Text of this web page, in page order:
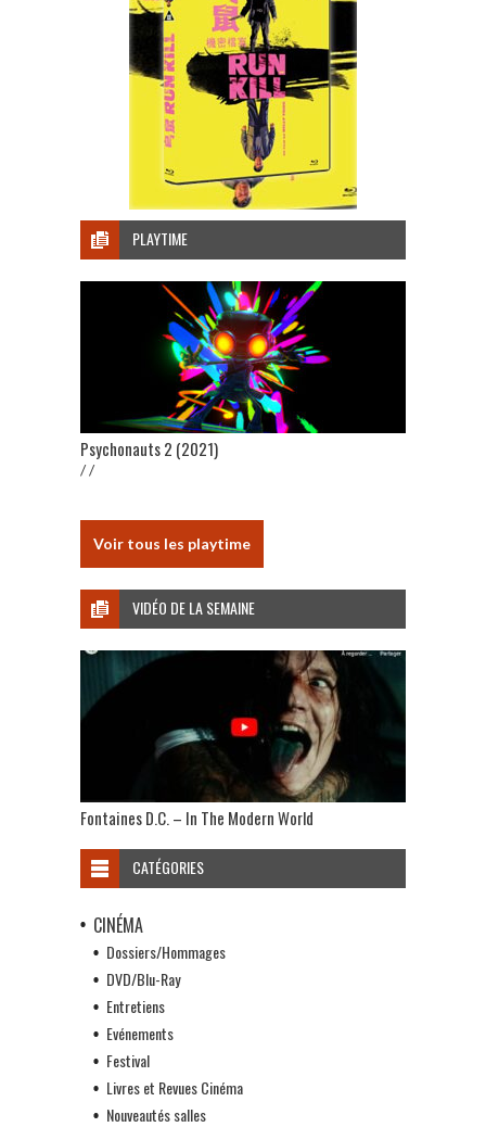
PLAYTIME
Psychonauts 2 (2021)
/ /
Voir tous les playtime
VIDÉO DE LA SEMAINE
Fontaines D.C. – In The Modern World
CATÉGORIES
CINÉMA
Dossiers/Hommages
DVD/Blu-Ray
Entretiens
Evénements
Festival
Livres et Revues Cinéma
Nouveautés salles